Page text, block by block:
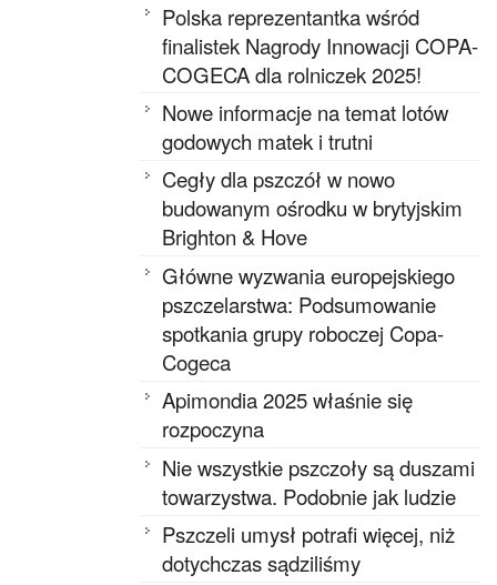
Polska reprezentantka wśród
finalistek Nagrody Innowacji COPA-
COGECA dla rolniczek 2025!
Nowe informacje na temat lotów
godowych matek i trutni
Cegły dla pszczół w nowo
budowanym ośrodku w brytyjskim
Brighton & Hove
Główne wyzwania europejskiego
pszczelarstwa: Podsumowanie
spotkania grupy roboczej Copa-
Cogeca
Apimondia 2025 właśnie się
rozpoczyna
Nie wszystkie pszczoły są duszami
towarzystwa. Podobnie jak ludzie
Pszczeli umysł potrafi więcej, niż
dotychczas sądziliśmy